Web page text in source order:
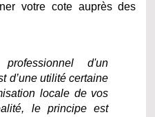
votre cote auprès des
d'un
d’une utilité certaine
locale de vos
le principe est